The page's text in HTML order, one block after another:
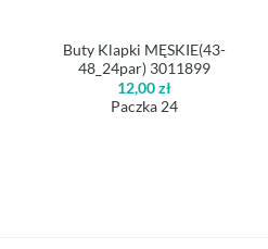
Buty Klapki MĘSKIE(43-
48_24par) 3011899
12,00zł
Paczka 24